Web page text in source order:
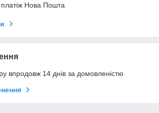
Нова Пошта
впродовж 14 днів за домовленістю